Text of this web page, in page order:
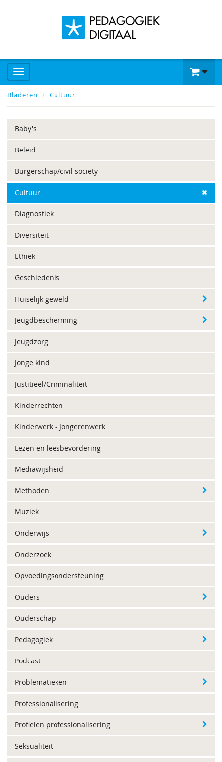
Bladeren Cultuur
Baby's
Beleid
Burgerschap/civil society
Cultuur
Diagnostiek
Diversiteit
Ethiek
Geschiedenis
Huiselijk geweld
Jeugdbescherming
Jeugdzorg
Jonge kind
Justitieel/Criminaliteit
Kinderrechten
Kinderwerk - Jongerenwerk
Lezen en leesbevordering
Mediawijsheid
Methoden
Muziek
Onderwijs
Onderzoek
Opvoedingsondersteuning
Ouders
Ouderschap
Pedagogiek
Podcast
Problematieken
Professionalisering
Profielen professionalisering
Seksualiteit